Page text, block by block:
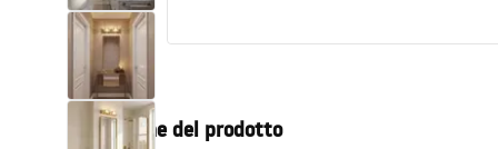
Cucina
Accessori e mobili da bagno
Descrizione del prodotto